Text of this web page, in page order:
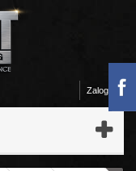
Zaloguj się